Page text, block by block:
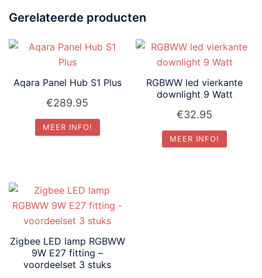
Gerelateerde producten
Aqara Panel Hub S1 Plus
€289.95
MEER INFO!
RGBWW led vierkante
downlight 9 Watt
€32.95
MEER INFO!
Zigbee LED lamp RGBWW
9W E27 fitting –
voordeelset 3 stuks